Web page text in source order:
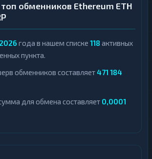
обменников Ethereum ETH
года в нашем списке 118 активных
пункта.
обменников составляет471 184
для обмена составляет 0,0001